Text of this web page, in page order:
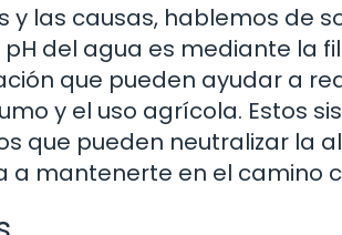
las causas, hablemos de
del agua es mediante la
que pueden ayudar a
y el uso agrícola. Estos
que pueden neutralizar la
a mantenerte en el camino